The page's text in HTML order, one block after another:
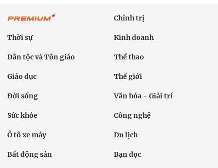
Chính trị
Thời sự Kinh doanh
Dân tộc và Tôn giáo Thể thao
Giáo dục Thế giới
Đời sống Văn hóa - Giải trí
Sức khỏe Công nghệ
Ô tô xe máy Du lịch
Bất động sản Bạn đọc